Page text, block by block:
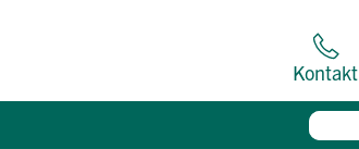
Kontakt